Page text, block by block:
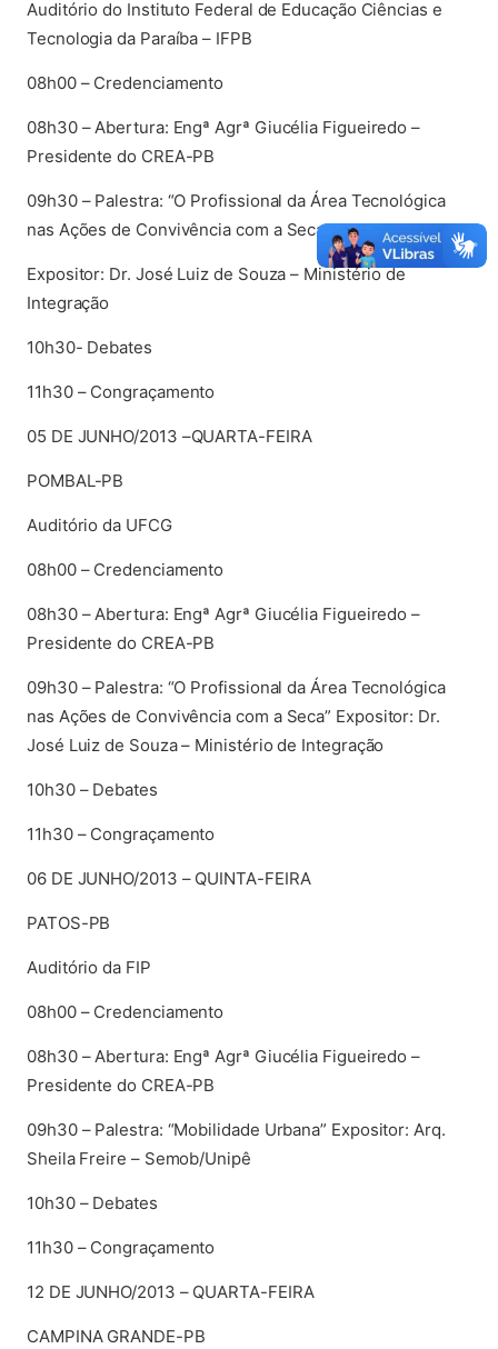
Auditório do Instituto Federal de Educação Ciências e
Tecnologia da Paraíba – IFPB
08h00 – Credenciamento
08h30 – Abertura: Engª Agrª Giucélia Figueiredo –
Presidente do CREA-PB
09h30 – Palestra: “O Profissional da Área Tecnológica
nas Ações de Convivência com a Seca”
Expositor: Dr. José Luiz de Souza – Ministério de
Integração
10h30- Debates
11h30 – Congraçamento
05 DE JUNHO/2013 –QUARTA-FEIRA
POMBAL-PB
Auditório da UFCG
08h00 – Credenciamento
08h30 – Abertura: Engª Agrª Giucélia Figueiredo –
Presidente do CREA-PB
09h30 – Palestra: “O Profissional da Área Tecnológica
nas Ações de Convivência com a Seca” Expositor: Dr.
José Luiz de Souza – Ministério de Integração
10h30 – Debates
11h30 – Congraçamento
06 DE JUNHO/2013 – QUINTA-FEIRA
PATOS-PB
Auditório da FIP
08h00 – Credenciamento
08h30 – Abertura: Engª Agrª Giucélia Figueiredo –
Presidente do CREA-PB
09h30 – Palestra: “Mobilidade Urbana” Expositor: Arq.
Sheila Freire – Semob/Unipê
10h30 – Debates
11h30 – Congraçamento
12 DE JUNHO/2013 – QUARTA-FEIRA
CAMPINA GRANDE-PB